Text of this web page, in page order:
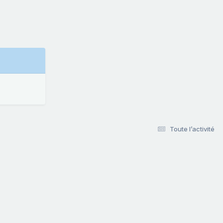
Toute l’activité